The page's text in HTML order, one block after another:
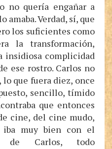
no quería engañar a
amaba. Verdad, sí, que
los suficientes como
la transformación,
insidiosa complicidad
ese rostro. Carlos no
que fuera diez, once
sencillo, tímido
que entonces
cine, del cine mudo,
iba muy bien con el
de Carlos, todo